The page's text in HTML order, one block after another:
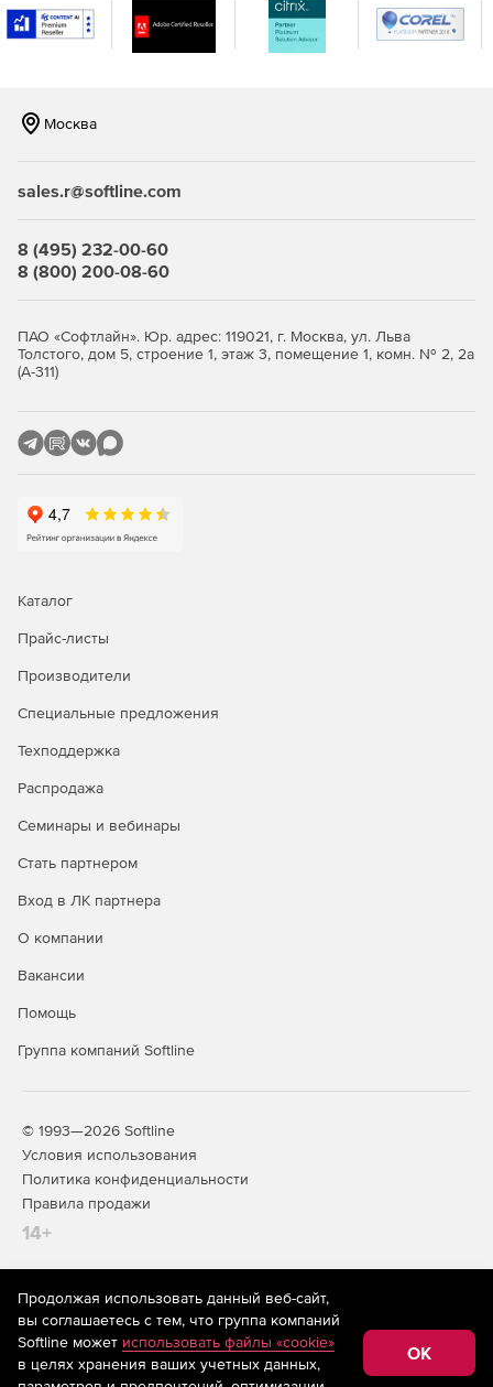
Москва
sales.r@softline.com
8 (495) 232-00-60
8 (800) 200-08-60
ПАО «Софтлайн». Юр. адрес: 119021, г. Москва, ул. Льва
Толстого, дом 5, строение 1, этаж 3, помещение 1, комн. № 2, 2а
(А-311)
Каталог
Прайс-листы
Производители
Специальные предложения
Техподдержка
Распродажа
Семинары и вебинары
Стать партнером
Вход в ЛК партнера
О компании
Вакансии
Помощь
Группа компаний Softline
© 1993—2026 Softline
Условия использования
Политика конфиденциальности
Правила продажи
14+
На информационном ресурсе store.softline.ru применяются
рекомендательные технологии(информационные технологии
предоставления информации на основе сбора,
систематизации и анализа сведений, относящихся к
предпочтениям пользователей сети «Интернет»,
Продолжая использовать данный веб-сайт,
вы соглашаетесь с тем, что группа компаний
Softline может использовать файлы «cookie»
в целях хранения ваших учетных данных,
OK